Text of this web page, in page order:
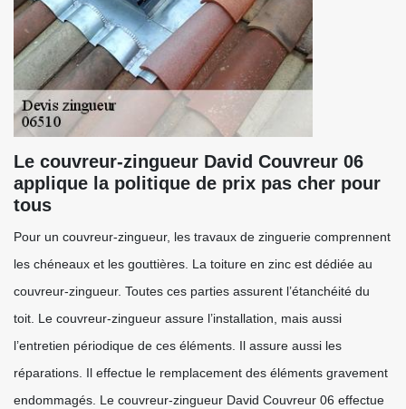
Le couvreur-zingueur David Couvreur 06
applique la politique de prix pas cher pour
tous
Pour un couvreur-zingueur, les travaux de zinguerie comprennent
les chéneaux et les gouttières. La toiture en zinc est dédiée au
couvreur-zingueur. Toutes ces parties assurent l’étanchéité du
toit. Le couvreur-zingueur assure l’installation, mais aussi
l’entretien périodique de ces éléments. Il assure aussi les
réparations. Il effectue le remplacement des éléments gravement
endommagés. Le couvreur-zingueur David Couvreur 06 effectue